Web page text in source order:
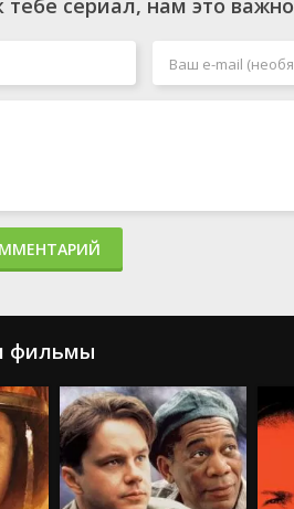
тебе сериал, нам это важно
фильмы